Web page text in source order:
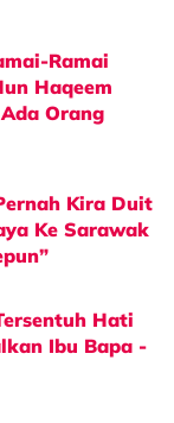
Ramai
Haqeem
Orang
Kira Duit
Ke Sarawak
Hati
Ibu Bapa -